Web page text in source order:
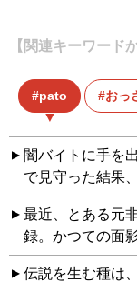
【関連キーワード
pato おっ
闇バイトに手を
で見守った結果
最近、とある元
録。かつての面
伝説を生む種は